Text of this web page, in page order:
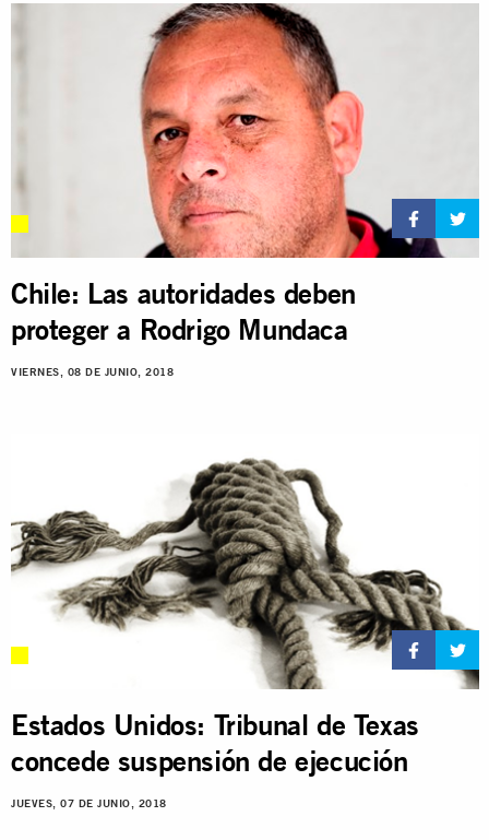
Chile: Las autoridades deben
proteger a Rodrigo Mundaca
VIERNES, 08 DE JUNIO, 2018
Estados Unidos: Tribunal de Texas
concede suspensión de ejecución
JUEVES, 07 DE JUNIO, 2018